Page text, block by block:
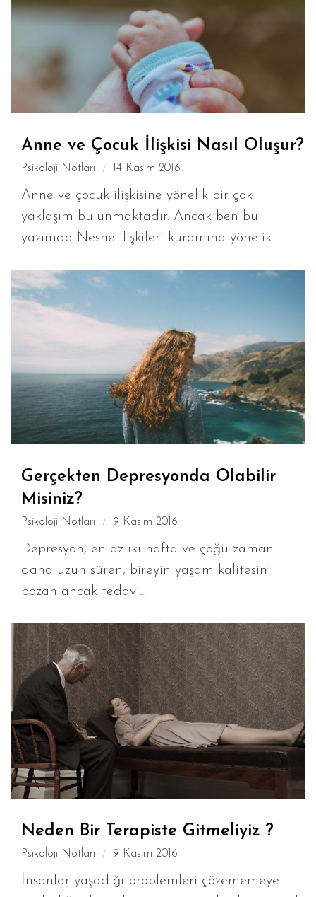
Anne ve Çocuk İlişkisi Nasıl Oluşur?
Psikoloji Notları 14 Kasım 2016
Anne ve çocuk ilişkisine yönelik bir çok
yaklaşım bulunmaktadır. Ancak ben bu
yazımda Nesne ilişkileri kuramına yönelik...
Gerçekten Depresyonda Olabilir
Misiniz?
Psikoloji Notları 9 Kasım 2016
Depresyon, en az iki hafta ve çoğu zaman
daha uzun süren, bireyin yaşam kalitesini
bozan ancak tedavi...
Neden Bir Terapiste Gitmeliyiz ?
Psikoloji Notları 9 Kasım 2016
İnsanlar yaşadığı problemleri çözememeye